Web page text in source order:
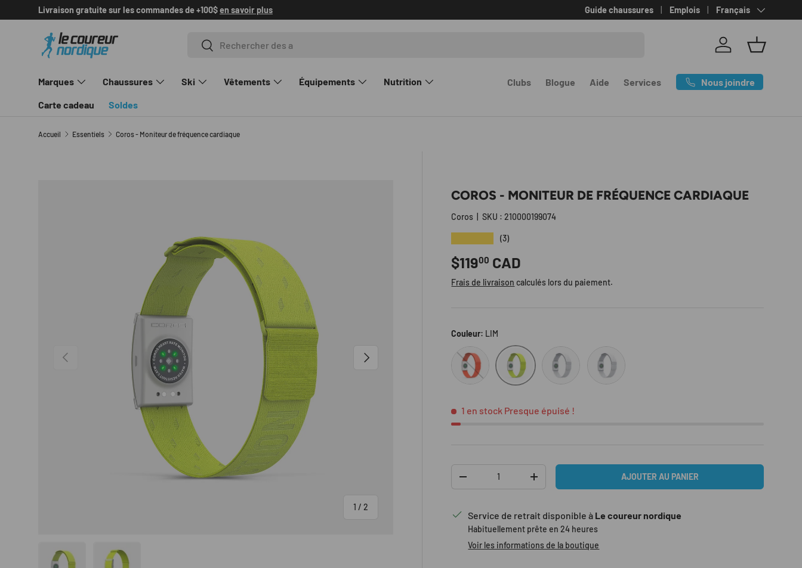
ALLER AU CONTENU
Livraison gratuite sur les commandes de +100$en savoir plus Guide chaussures Emplois Langue
Français
Recherche
Rechercher
Se connecter
Panier
Marques Chaussures Ski Vêtements Équipements Nutrition
Carte cadeau Soldes
Clubs Blogue Aide Services Nous joindre
Accueil Essentiels Coros - Moniteur de fréquence cardiaque
PRÉCÉDENT
1 /de
2
SUIVANT
COROS - MONITEUR DE FRÉQUENCE CARDIAQUE
Coros |SKU : 210000199074
(3)
Prix habituel
$11900 CAD
Frais de livraison calculés lors du paiement.
Couleur: LIM
ORG LIM GRY GRY - Large
1 en stock Presque épuisé !
DIMINUER LA QUANTITÉAUGMENTER LA QUANTITÉAJOUTER AU PANIER
Service de retrait disponible à Le coureur nordique
Habituellement prête en 24 heures
Voir les informations de la boutique